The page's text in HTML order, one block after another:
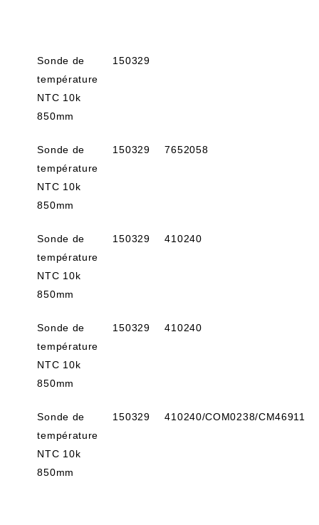
Sonde de
température
NTC 10k
850mm
150329
Sonde de
température
NTC 10k
850mm
150329 7652058
Sonde de
température
NTC 10k
850mm
150329 410240
Sonde de
température
NTC 10k
850mm
150329 410240
Sonde de
température
NTC 10k
850mm
150329 410240/COM0238/CM46911